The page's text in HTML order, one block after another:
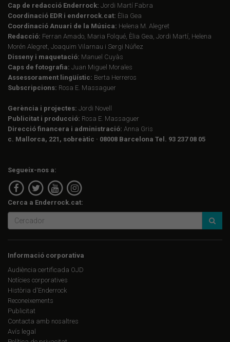
Cap de redacció Enderrock: Jordi Martí Fabra
Coordinació EDR i enderrock.cat: Èlia Gea
Coordinació Anuari de la Música: Helena M. Alegret
Redacció: Ferran Amado, Maria Folqué, Èlia Gea, Jordi Martí, Helena
Morén Alegret, Joaquim Vilarnau i Sergi Núñez
Disseny i maquetació: Manuel Cuyàs
Caps de fotografia: Juan Miguel Morales
Assessorament lingüístic: Berta Herreros
Subscripcions: Rosa E. Massaguer
Gerència i projectes: Jordi Novell
Publicitat i producció: Rosa E. Massaguer
Direcció financera i administració: Anna Gris
c. Mallorca, 221, sobreàtic · 08008 Barcelona Tel. 93 237 08 05
Segueix-nos a:
Cerca a Enderrock.cat:
Informació corporativa
Audiència certificada OJD
Notícies corporatives
Història d'Enderrock
Reconeixements
Publicitat
Contacta amb nosaltres
Avís legal